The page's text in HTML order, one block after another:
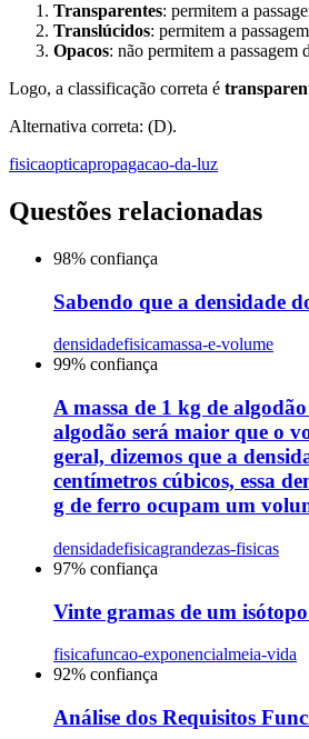
Transparentes: permitem a
Translúcidos: permitem a
Opacos: não permitem a passagem
Logo, a classificação correta é
Alternativa correta: (D).
fisicaopticapropagacao-da-luz
Questões relacionadas
98% confiança
Sabendo que a densidade
densidadefisicamassa-e-volume
99% confiança
A massa de 1 kg de
algodão será maior que o
geral, dizemos que a
centímetros cúbicos, essa
g de ferro ocupam um
densidadefisicagrandezas-fisicas
97% confiança
Vinte gramas de um
fisicafuncao-exponencialmeia-vida
92% confiança
Análise dos Requisitos